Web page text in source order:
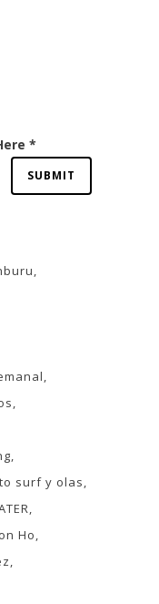
*
surf y olas
Ho